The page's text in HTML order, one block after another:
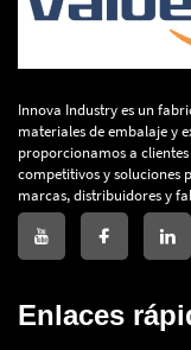
Innova Industry es un
materiales de embalaje y
proporcionamos a
competitivos y soluciones
marcas, distribuidores y
Enlaces